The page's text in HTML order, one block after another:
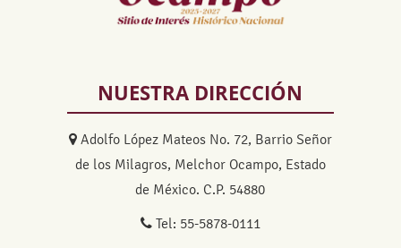
NUESTRA DIRECCIÓN
Adolfo López Mateos No. 72, Barrio Señor
de los Milagros, Melchor Ocampo, Estado
de México. C.P. 54880
Tel: 55-5878-0111